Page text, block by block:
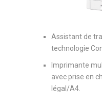
Assistant de
technologie
Imprimante
avec prise en
légal/A4.